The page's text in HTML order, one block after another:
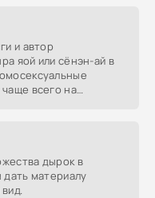
и автор
яой или сёнэн-ай в
всего на
дырок в
материалу